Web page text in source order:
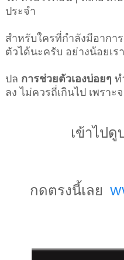
ประจำ
สำหรับใครที่กำลังมีอาก
ตัวได้นะครับ อย่างน้อยเร
ปล การช่วยตัวเองบ่อยๆ ท
ลง ไม่ควรถี่เกินไป เพราะ
เข้าไป
กดตรงนี้เลย